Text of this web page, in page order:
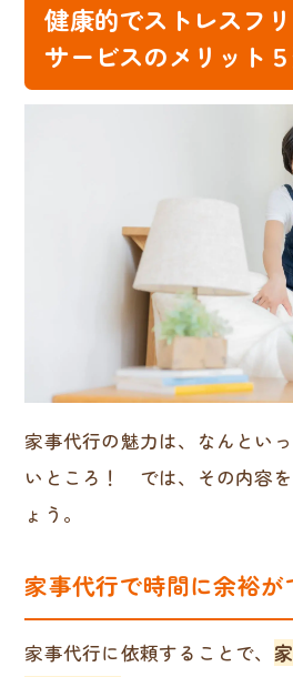
健康的でストレスフ
サービスのメリット
家事代行の魅力は、なんとい
いところ！ では、その内容
ょう。
家事代行で時間に余裕が
家事代行に依頼することで、